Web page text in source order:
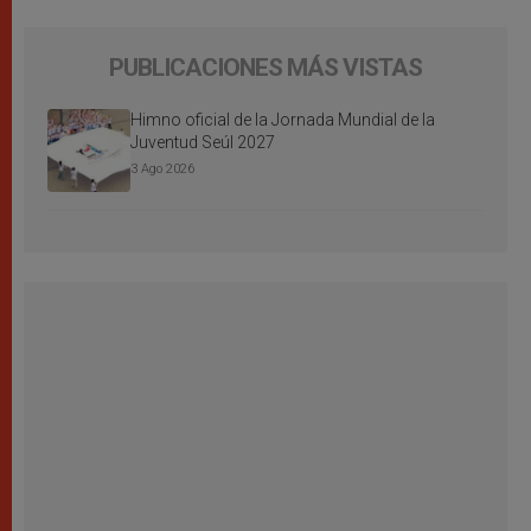
PUBLICACIONES MÁS VISTAS
Himno oficial de la Jornada Mundial de la
Juventud Seúl 2027
3 Ago 2026